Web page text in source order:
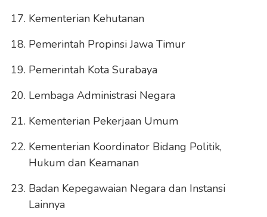
Kementerian Kehutanan
Pemerintah Propinsi Jawa Timur
Pemerintah Kota Surabaya
Lembaga Administrasi Negara
Kementerian Pekerjaan Umum
Kementerian Koordinator Bidang Politik,
Hukum dan Keamanan
Badan Kepegawaian Negara dan Instansi
Lainnya